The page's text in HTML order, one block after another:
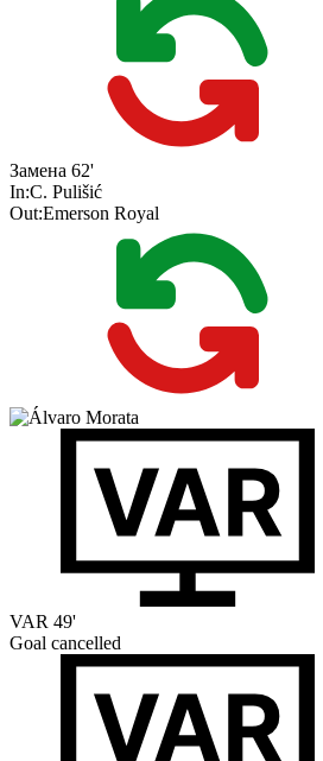
Замена 62'
In:C. Pulišić
Out:Emerson Royal
VAR 49'
Goal cancelled